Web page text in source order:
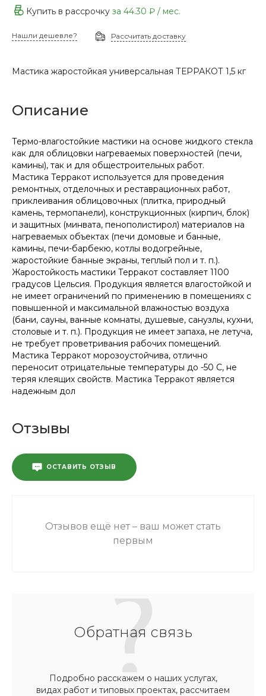
Купить в рассрочку за 44.30 ₽ / мес.
Нашли дешевле? Рассчитать доставку
Мастика жаростойкая универсальная ТЕРРАКОТ 1,5 кг
Описание
Термо-влагостойкие мастики на основе жидкого стекла
как для облицовки нагреваемых поверхностей (печи,
камины), так и для общестроительных работ.
Мастика Терракот используется для проведения
ремонтных, отделочных и реставрационных работ,
приклеивания облицовочных (плитка, природный
камень, термопанели), конструкционных (кирпич, блок)
и защитных (минвата, пенополистирол) материалов на
нагреваемых объектах (печи домовые и банные,
камины, печи-барбекю, котлы водогрейные,
жаростойкие банные экраны, теплый пол и т. п.).
Жаростойкость мастики Терракот составляет 1100
градусов Цельсия. Продукция является влагостойкой и
не имеет ограничений по применению в помещениях с
повышенной и максимальной влажностью воздуха
(бани, сауны, ванные комнаты, душевые, санузлы, кухни,
столовые и т. п.). Продукция не имеет запаха, не летуча,
не требует проветривания рабочих помещений.
Мастика Терракот морозоустойчива, отлично
переносит отрицательные температуры до -50 С, не
теряя клеящих свойств. Мастика Терракот является
надежным дол
Отзывы
ОСТАВИТЬ ОТЗЫВ
Отзывов ещё нет – ваш может стать
первым
Обратная связь
Подробно расскажем о наших услугах,
видах работ и типовых проектах, рассчитаем